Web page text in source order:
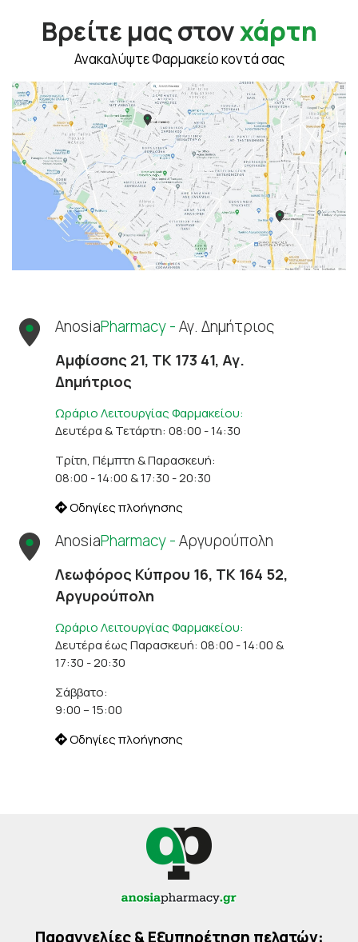
Βρείτε μας στονχάρτη
Ανακαλύψτε Φαρμακείο κοντά σας
AnosiaPharmacy -Αγ. Δημήτριος
Αμφίσσης 21, ΤΚ 173 41, Αγ.
Δημήτριος
Ωράριο Λειτουργίας Φαρμακείου:
Δευτέρα & Τετάρτη: 08:00 - 14:30
Τρίτη, Πέμπτη & Παρασκευή:
08:00 - 14:00 & 17:30 - 20:30
Οδηγίες πλοήγησης
AnosiaPharmacy -Αργυρούπολη
Λεωφόρος Κύπρου 16, ΤΚ 164 52,
Αργυρούπολη
Ωράριο Λειτουργίας Φαρμακείου:
Δευτέρα έως Παρασκευή: 08:00 - 14:00 &
17:30 - 20:30
Σάββατο:
9:00 – 15:00
Οδηγίες πλοήγησης
Παραγγελίες & Εξυπηρέτηση πελατών: